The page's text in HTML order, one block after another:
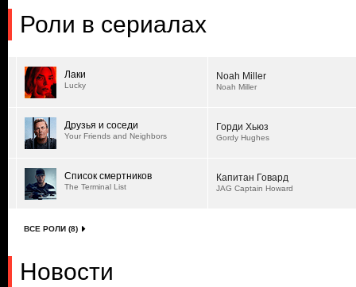
Роли в сериалах
Лаки
Lucky
Noah Miller
Noah Miller
Друзья и соседи
Your Friends and Neighbors
Горди Хьюз
Gordy Hughes
Список смертников
The Terminal List
Капитан Говард
JAG Captain Howard
ВСЕ РОЛИ (8)
Новости